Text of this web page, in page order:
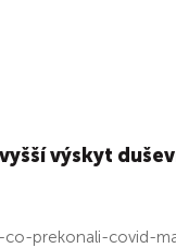
výskyt
prekonali-covid-